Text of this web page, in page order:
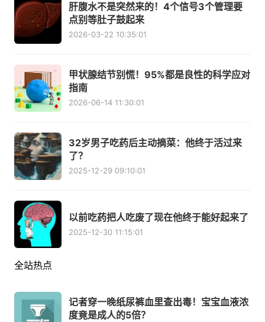
肝腹水不是突然来的！4个信号3个管理要
点别等肚子鼓起来
2026-03-22 10:35:01
甲状腺结节别慌！95%都是良性的科学应对
指南
2026-06-14 11:30:01
32岁男子吃药后主动摘菜：他终于活过来
了？
2025-12-29 09:10:01
以前吃药把人吃废了现在他终于能好起来了
2025-12-30 11:15:01
全站热点
记者穿一晚纸尿裤血里查出毒！宝宝血液浓
度竟是成人的5倍？